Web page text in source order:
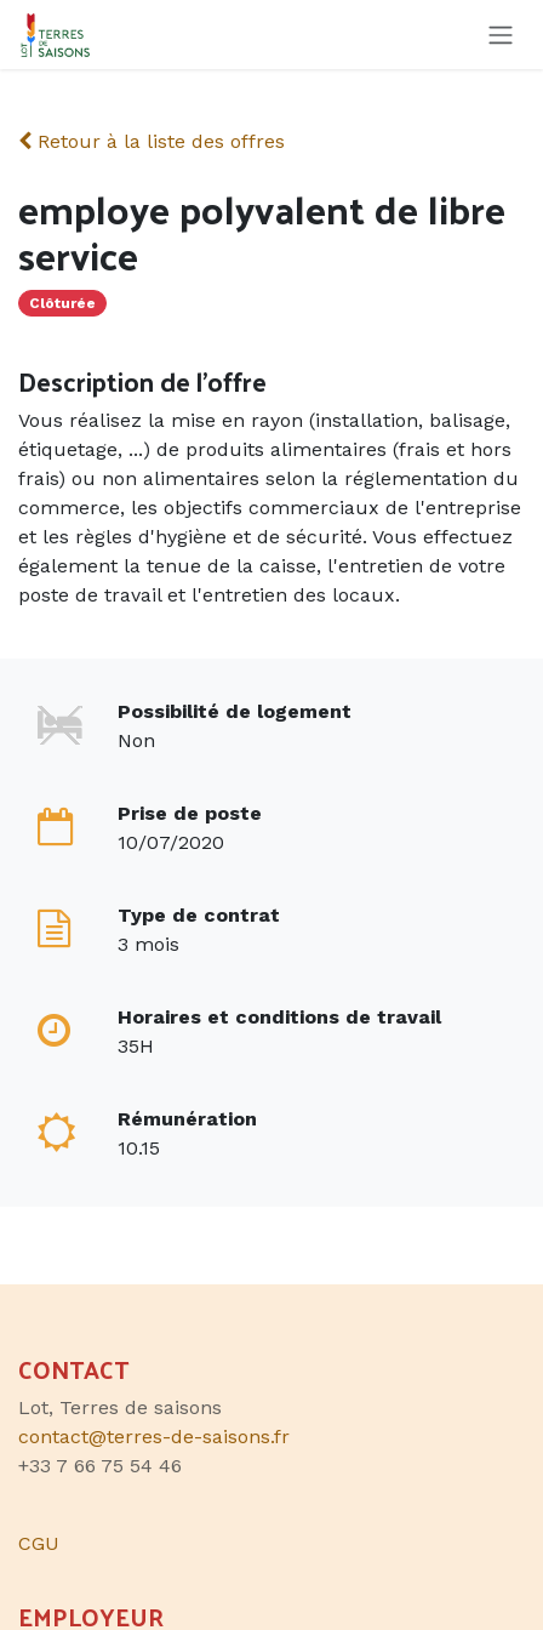
Se rendre au contenu
Retour à la liste des offres
employe polyvalent de libre
service
Clôturée
Description de l'offre
Vous réalisez la mise en rayon (installation, balisage,
étiquetage, ...) de produits alimentaires (frais et hors
frais) ou non alimentaires selon la réglementation du
commerce, les objectifs commerciaux de l'entreprise
et les règles d'hygiène et de sécurité. Vous effectuez
également la tenue de la caisse, l'entretien de votre
poste de travail et l'entretien des locaux.
Possibilité de logement
Non
Prise de poste
10/07/2020
Type de contrat
3 mois
Horaires et conditions de travail
35H
Rémunération
10.15
CONTACT
Lot, Terres de saisons
contact@terres-de-saisons.fr
+33 7 66 75 54 46
CGU
EMPLOYEUR